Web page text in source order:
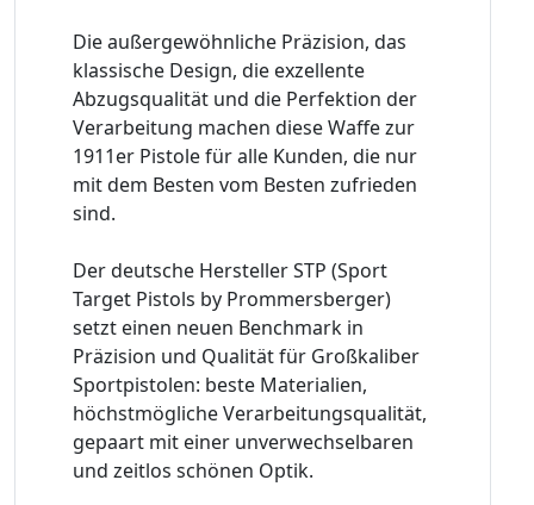
Die außergewöhnliche Präzision, das
klassische Design, die exzellente
Abzugsqualität und die Perfektion der
Verarbeitung machen diese Waffe zur
1911er Pistole für alle Kunden, die nur
mit dem Besten vom Besten zufrieden
sind.
Der deutsche Hersteller STP (Sport
Target Pistols by Prommersberger)
setzt einen neuen Benchmark in
Präzision und Qualität für Großkaliber
Sportpistolen: beste Materialien,
höchstmögliche Verarbeitungsqualität,
gepaart mit einer unverwechselbaren
und zeitlos schönen Optik.